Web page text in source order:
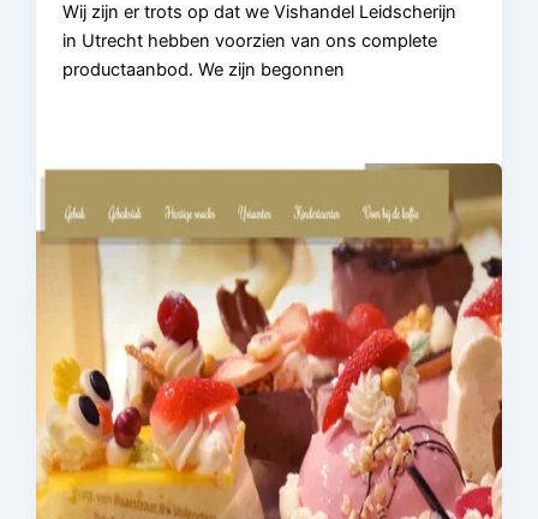
Wij zijn er trots op dat we Vishandel Leidscherijn
in Utrecht hebben voorzien van ons complete
productaanbod. We zijn begonnen